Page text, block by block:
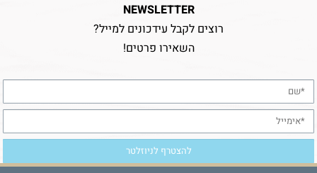
NEWSLETTER
רוצים לקבל עידכונים למייל?
השאירו פרטים!